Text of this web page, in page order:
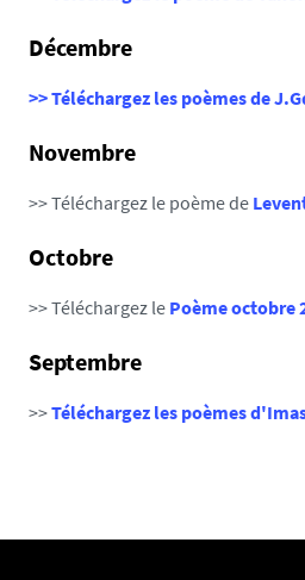
Décembre
>> Téléchargez les poèmes de
Novembre
>> Téléchargez le poème de
Octobre
>> Téléchargez le Poème octobre
Septembre
>>Téléchargez les poèmes